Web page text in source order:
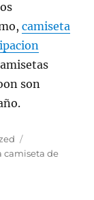
camiseta
son
camiseta de